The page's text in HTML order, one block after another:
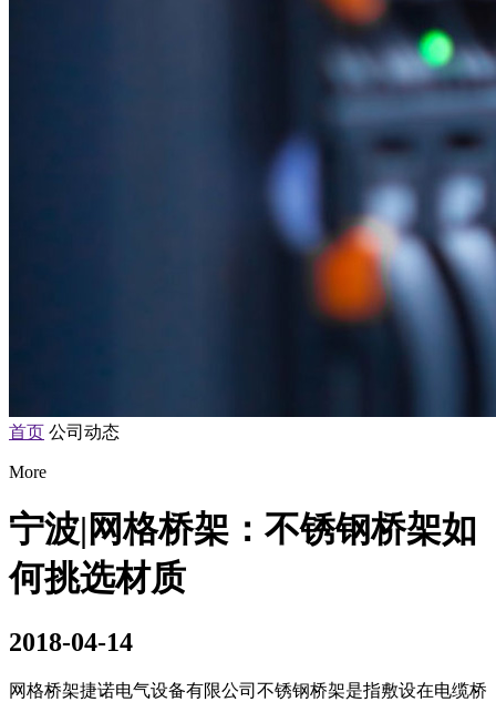
首页 公司动态
More
宁波|网格桥架：不锈钢桥架如
何挑选材质
2018-04-14
网格桥架捷诺电气设备有限公司不锈钢桥架是指敷设在电缆桥